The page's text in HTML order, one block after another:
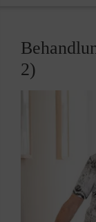
2)